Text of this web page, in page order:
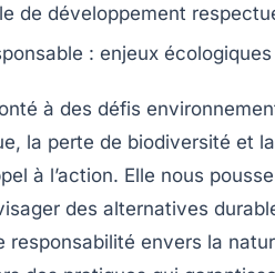
de développement
: enjeux
à des défis
, la perte de biodiversité et la
à l’action. Elle nous
des alternatives
responsabilité envers la